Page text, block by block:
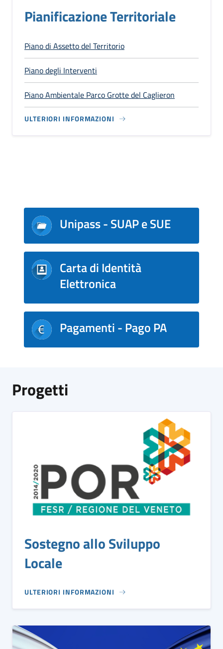
Pianificazione Territoriale
Piano di Assetto del Territorio
Piano degli Interventi
Piano Ambientale Parco Grotte del Caglieron
ULTERIORI INFORMAZIONI
Unipass - SUAP e SUE
Carta di Identità
Elettronica
Pagamenti - Pago PA
Progetti
Sostegno allo Sviluppo
Locale
ULTERIORI INFORMAZIONI